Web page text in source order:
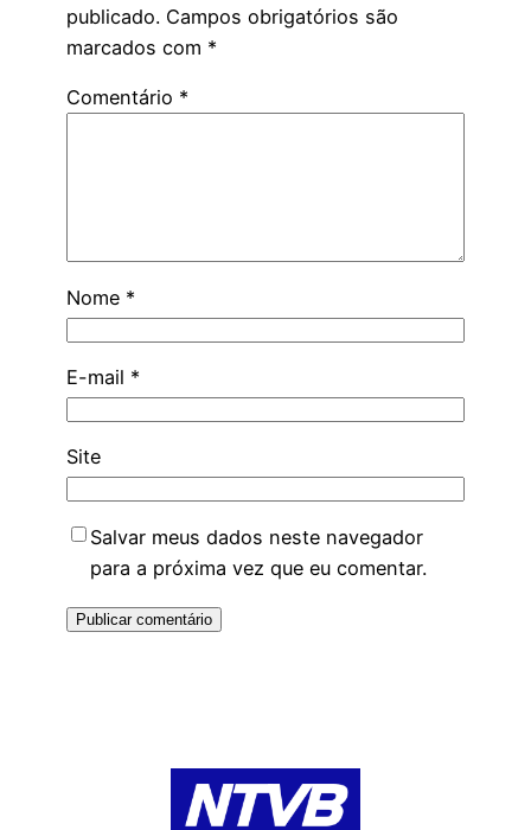
publicado. Campos obrigatórios são
marcados com *
Comentário *
Nome *
E-mail *
Site
Salvar meus dados neste navegador
para a próxima vez que eu comentar.